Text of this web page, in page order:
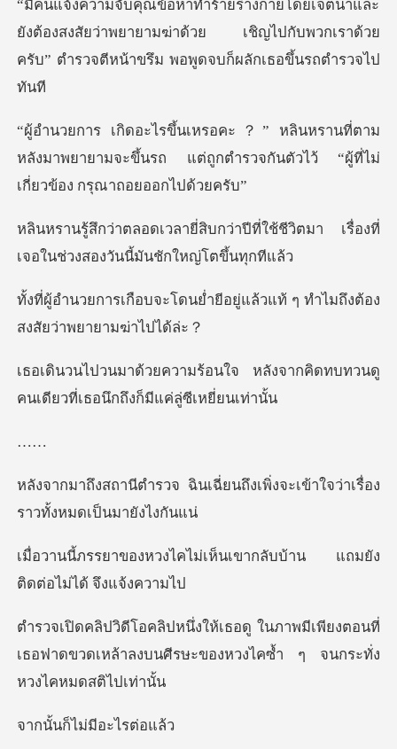
งต้องสงสัยว่าพยายามฆ่าด้วย เชิญไปกับพวกเราด้วย
ครับ
่ตาม
หลังมาพยายามจะขึ้นรถ แต่ถูกตำรวจกันตัวไว
าปีที่ใช้ชีวิตมา เรื่องที่
เจอในช่ว
ย่ำยีอยู่แล้วแท้ ๆ ทำไมถึงต้
ลังจากคิดทบทวนดู
คนเดียวที่เธอน
ี่ยนถึงเพิ่งจะเข้าใจว่าเรื่อ
ม่เห็นเขากลับบ้าน แถมยัง
ต
าพมีเพียงตอนที่
เธอฟาดขวดเหล้าลงบนศีรษะขอ
็ไม่มีอะ